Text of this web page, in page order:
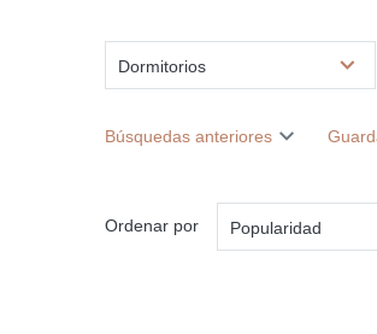
Dormitorios
Búsquedas anteriores
Ordenar por Popularidad